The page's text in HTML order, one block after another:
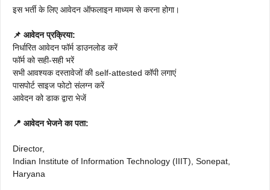
इस भर्ती के लिए आवेदन ऑफलाइन माध्यम से करना होगा।
📌 आवेदन प्रक्रिया:
निर्धारित आवेदन फॉर्म डाउनलोड करें
फॉर्म को सही-सही भरें
सभी आवश्यक दस्तावेजों की self-attested कॉपी लगाएं
पासपोर्ट साइज फोटो संलग्न करें
आवेदन को डाक द्वारा भेजें
📍 आवेदन भेजने का पता:
Director,
Indian Institute of Information Technology (IIIT), Sonepat,
Haryana